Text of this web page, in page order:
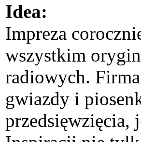
Idea:
Impreza
wszystkim
radiowych.
gwiazdy i
przedsięwzięcia,